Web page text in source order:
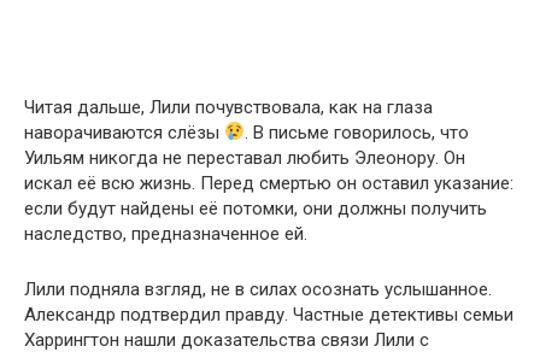
Читая дальше, Лили почувствовала, как на глаза
наворачиваются слёзы
. В письме говорилось, что
Уильям никогда не переставал любить Элеонору. Он
искал её всю жизнь. Перед смертью он оставил указание:
если будут найдены её потомки, они должны получить
наследство, предназначенное ей.
Лили подняла взгляд, не в силах осознать услышанное.
Александр подтвердил правду. Частные детективы семьи
Харрингтон нашли доказательства связи Лили с